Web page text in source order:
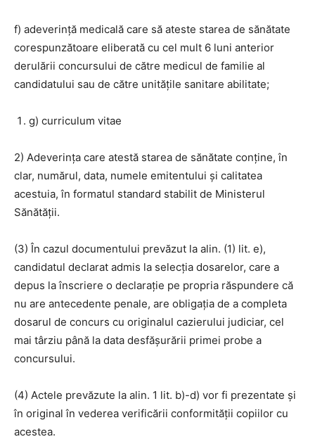
f) adeverinţă medicală care să ateste starea de sănătate
corespunzătoare eliberată cu cel mult 6 luni anterior
derulării concursului de către medicul de familie al
candidatului sau de către unităţile sanitare abilitate;
g) curriculum vitae
2) Adeverinţa care atestă starea de sănătate conţine, în
clar, numărul, data, numele emitentului şi calitatea
acestuia, în formatul standard stabilit de Ministerul
Sănătăţii.
(3) În cazul documentului prevăzut la alin. (1) lit. e),
candidatul declarat admis la selecţia dosarelor, care a
depus la înscriere o declaraţie pe propria răspundere că
nu are antecedente penale, are obligaţia de a completa
dosarul de concurs cu originalul cazierului judiciar, cel
mai târziu până la data desfăşurării primei probe a
concursului.
(4) Actele prevăzute la alin. 1 lit. b)-d) vor fi prezentate şi
în original în vederea verificării conformităţii copiilor cu
acestea.